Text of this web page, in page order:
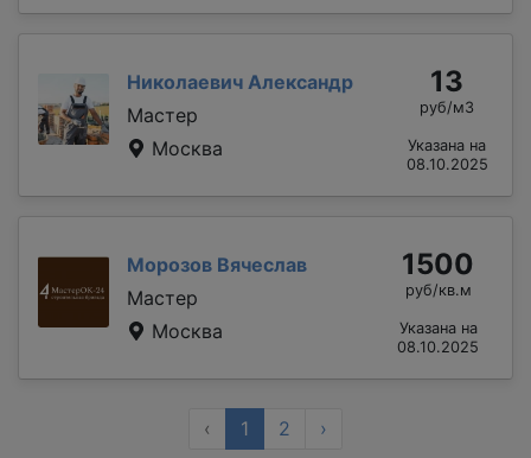
Николаевич Александр
Мастер
Москва
13
руб/м3
Указана на
08.10.2025
Морозов Вячеслав
Мастер
Москва
1500
руб/кв.м
Указана на
08.10.2025
‹ 1 2 ›